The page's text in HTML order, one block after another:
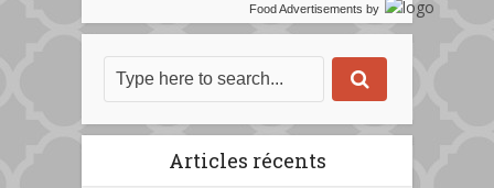
Food Advertisements by
Articles récents